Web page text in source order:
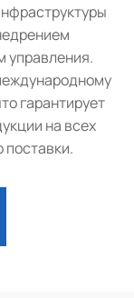
управления.
гарантирует
на всех
поставки.